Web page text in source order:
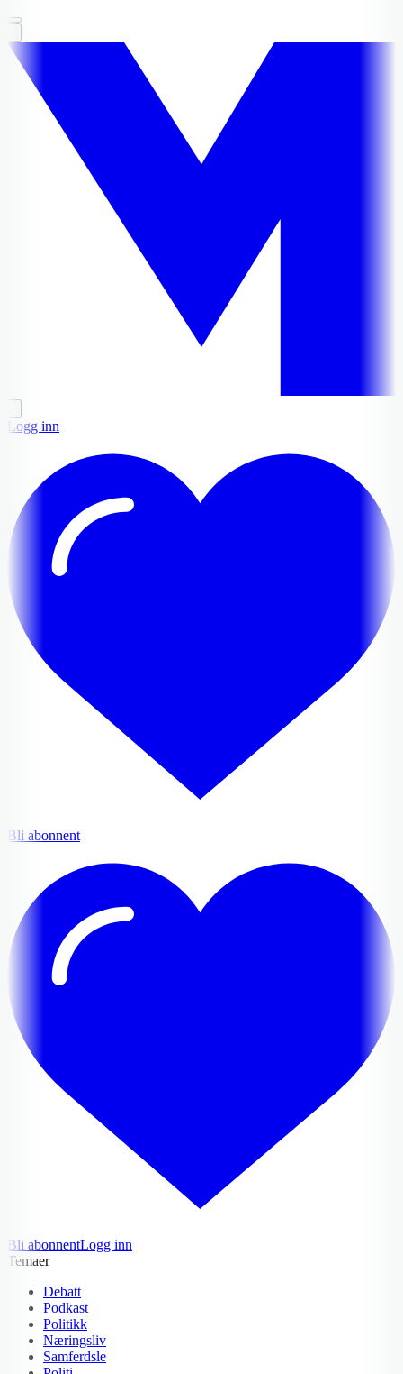
Logg inn
Bli abonnent
Bli abonnentLogg inn
Temaer
Debatt
Podkast
Politikk
Næringsliv
Samferdsle